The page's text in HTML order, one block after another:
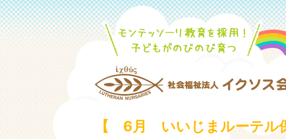
【 6月 いいじまルーテル